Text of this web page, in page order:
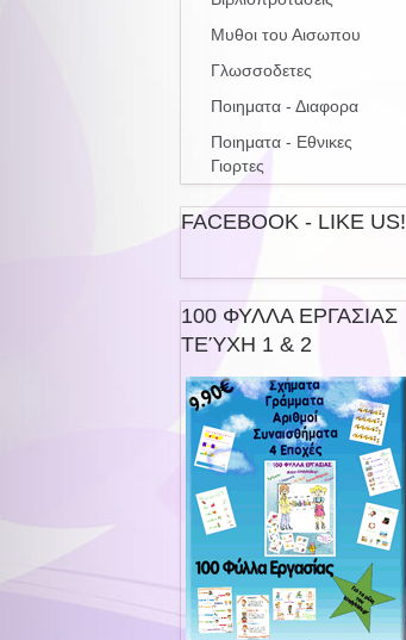
Μυθοι του Αισωπου
Γλωσσοδετες
Ποιηματα - Διαφορα
Ποιηματα - Εθνικες
Γιορτες
FACEBOOK - LIKE US!
100 ΦΥΛΛΑ ΕΡΓΑΣΙΑΣ
ΤΕΎΧΗ 1 & 2